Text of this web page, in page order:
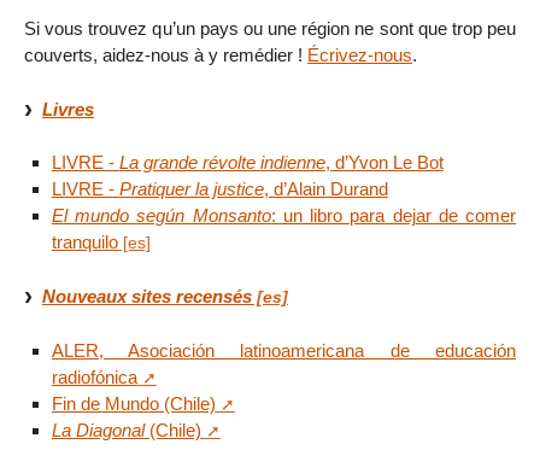
Si vous trouvez qu’un pays ou une région ne sont que trop peu
couverts, aidez-nous à y remédier ! Écrivez-nous.
Livres
LIVRE - La grande révolte indienne, d’Yvon Le Bot
LIVRE - Pratiquer la justice, d’Alain Durand
El mundo según Monsanto: un libro para dejar de comer
tranquilo
Nouveaux sites recensés
ALER, Asociación latinoamericana de educación
radiofónica
Fin de Mundo (Chile)
La Diagonal(Chile)